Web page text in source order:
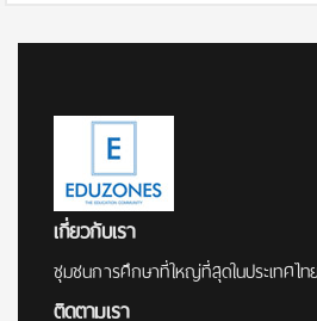
เกี่ยวกับเรา
ชุมชนการศึกษาที่ใหญ่ที่สุดในประเทศไท
ติดตามเรา